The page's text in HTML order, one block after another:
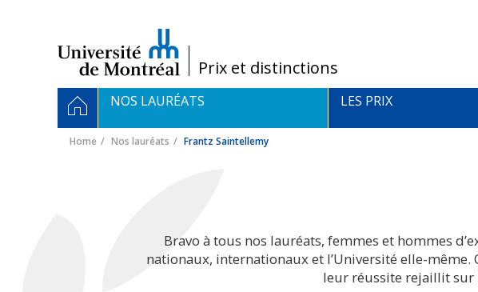
/Prix et distinctions
Navigation
principale
HOMENOS LAURÉATS LES PRIX
Home Nos lauréats Frantz Saintellemy
Bravo à tous nos lauréats, femmes et hommes
nationaux, internationaux et l’Université elle-même.
leur réussite rejaillit sur